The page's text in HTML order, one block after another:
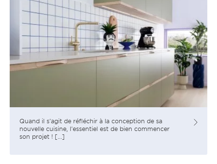
Quand il s'agit de réfléchir à la conception de sa
nouvelle cuisine, l'essentiel est de bien commencer
son projet ! [...]